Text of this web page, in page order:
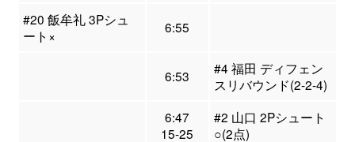
#20 飯牟礼 3Pシュ
ート×
6:55
6:53
#4 福田 ディフェン
スリバウンド(2-2-4)
6:47
15-25
#2 山口 2Pシュート
○(2点)